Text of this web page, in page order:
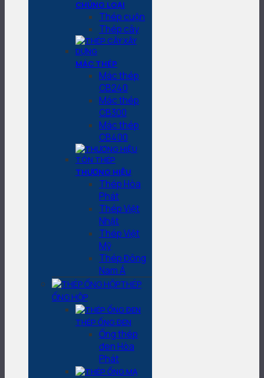
CHỦNG LOẠI
Thép cuộn
Thép cây
MÁC THÉP
Mác thép
CB240
Mác thép
CB300
Mác thép
CB400
THƯƠNG HIỆU
Thép Hòa
Phát
Thép Việt
Nhật
Thép Việt
Mỹ
Thép Đông
Nam Á
THÉP
ỐNG HỘP
THÉP ỐNG ĐEN
Ống thép
đen Hòa
Phát